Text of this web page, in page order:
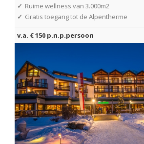
✓ Ruime wellness van 3.000m2
✓ Gratis toegang tot de Alpentherme
v.a. € 150 p.n.p.persoon